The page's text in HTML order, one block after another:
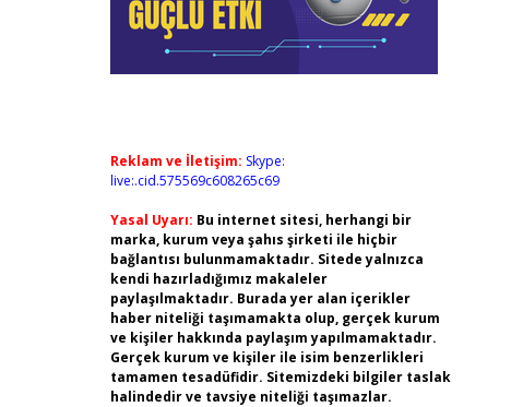
Reklam ve İletişim: Skype:
live:.cid.575569c608265c69
Yasal Uyarı: Bu internet sitesi, herhangi bir
marka, kurum veya şahıs şirketi ile hiçbir
bağlantısı bulunmamaktadır. Sitede yalnızca
kendi hazırladığımız makaleler
paylaşılmaktadır. Burada yer alan içerikler
haber niteliği taşımamakta olup, gerçek kurum
ve kişiler hakkında paylaşım yapılmamaktadır.
Gerçek kurum ve kişiler ile isim benzerlikleri
tamamen tesadüfidir. Sitemizdeki bilgiler taslak
halindedir ve tavsiye niteliği taşımazlar.